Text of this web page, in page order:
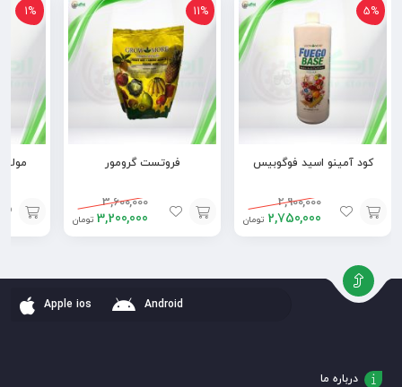
5%
کود آمینو اسید فوگوبیس
2,900,000
2,750,000 تومان
افزودن
به
سبد
11%
فروتست گرومور
3,600,000
3,200,000 تومان
افزودن
1%
افزودن
Apple ios Android
درباره ما